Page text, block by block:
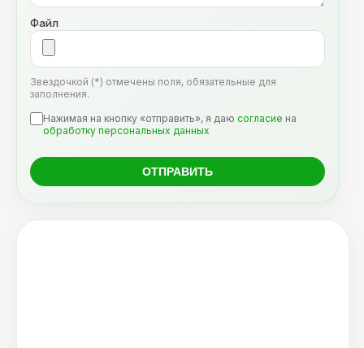
Файл
Звездочкой (*) отмечены поля, обязательные для
заполнения.
Нажимая на кнопку «отправить», я даю согласие на
обработку персональных данных